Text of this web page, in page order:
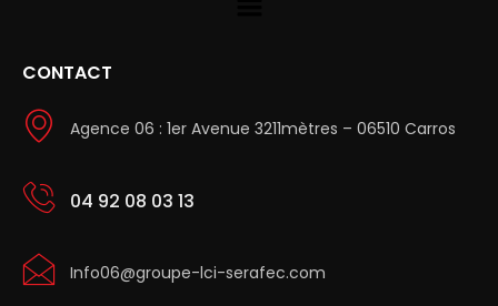
CONTACT
Agence 06 : 1er Avenue 3211mètres – 06510 Carros
04 92 08 03 13
Info06@groupe-lci-serafec.com